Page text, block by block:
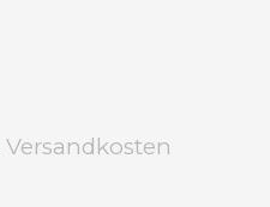
Versandkosten